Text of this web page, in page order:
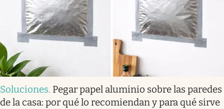
Soluciones. Pegar papel aluminio sobre las paredes
de la casa: por qué lo recomiendan y para qué sirve